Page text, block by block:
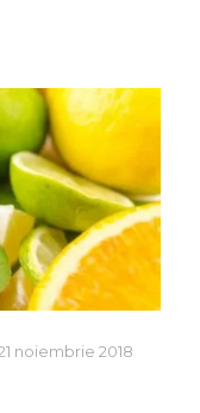
noiembrie 2018